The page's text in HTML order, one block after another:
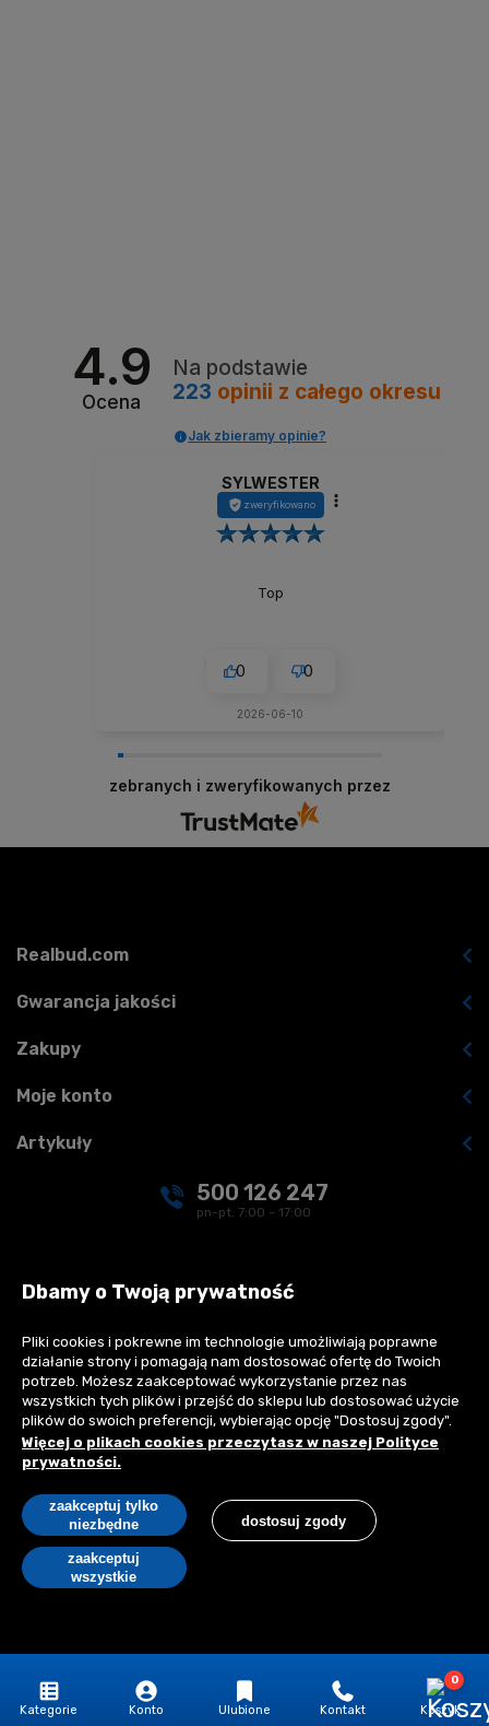
4.9
Ocena
Na podstawie
223 opinii z całego okresu
Jak zbieramy opinie?
SYLWESTER
zweryfikowano
Top
0 0
2026-06-10
zebranych i zweryfikowanych przez
500 126 247
pn-pt. 7:00 - 17:00
Realbud.com
Gwarancja jakości
Zakupy
Moje konto
Artykuły
Płatności:
Copyright © 2026 Realbud sp. z o.o. All rights reserved.
Wszystkie oferty mają charakter informacyjny i nie stanowią oferty
handlowej w rozumieniu art. 66 §1 Kodeksu Cywilnego.
Kategorie Konto Ulubione Kontakt
0
Koszyk
Dbamy o Twoją prywatność
Pliki cookies i pokrewne im technologie umożliwiają poprawne
działanie strony i pomagają nam dostosować ofertę do Twoich
potrzeb. Możesz zaakceptować wykorzystanie przez nas
wszystkich tych plików i przejść do sklepu lub dostosować użycie
plików do swoich preferencji, wybierając opcję "Dostosuj zgody".
Więcej o plikach cookies przeczytasz w naszej Polityce
prywatności.
zaakceptuj tylko
niezbędne
dostosuj zgody
zaakceptuj
wszystkie